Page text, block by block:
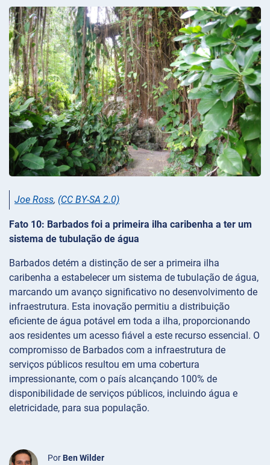
Joe Ross, (CC BY-SA 2.0)
Fato 10: Barbados foi a primeira ilha caribenha a ter um
sistema de tubulação de água
Barbados detém a distinção de ser a primeira ilha
caribenha a estabelecer um sistema de tubulação de água,
marcando um avanço significativo no desenvolvimento de
infraestrutura. Esta inovação permitiu a distribuição
eficiente de água potável em toda a ilha, proporcionando
aos residentes um acesso fiável a este recurso essencial. O
compromisso de Barbados com a infraestrutura de
serviços públicos resultou em uma cobertura
impressionante, com o país alcançando 100% de
disponibilidade de serviços públicos, incluindo água e
eletricidade, para sua população.
Por Ben Wilder